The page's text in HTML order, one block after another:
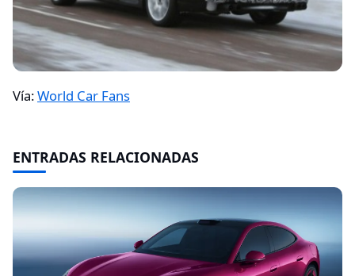
Vía:World Car Fans
ENTRADAS RELACIONADAS